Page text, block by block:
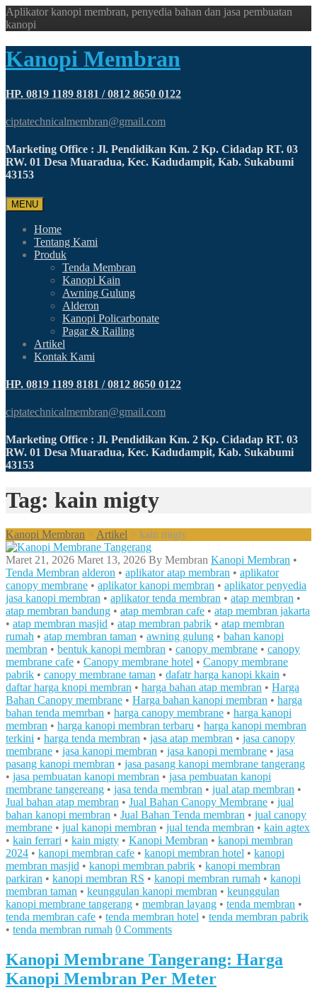
Aplikator kanopi membran, penyedia bahan dan jasa pembuatan
kanopi
Kanopi Membran
HP. 0819 1189 8181 / 0812 8650 0122
ciptatechnicalmembran@gmail.com
Marketing Office : Jl. Pendidikan Km. 2 Kp. Cidadap RT. 03
RW. 01 Desa Muaradua, Kec. Kadudampit, Kab. Sukabumi
43153
MENU
Home
Tentang Kami
Produk
Tenda Membran
Kanopi Kain
Awning Gulung
Alderon
Kanopi Policarbonate
Pagar & Railing
Artikel
Kontak Kami
HP. 0819 1189 8181 / 0812 8650 0122
ciptatechnicalmembran@gmail.com
Marketing Office : Jl. Pendidikan Km. 2 Kp. Cidadap RT. 03
RW. 01 Desa Muaradua, Kec. Kadudampit, Kab. Sukabumi
43153
Tag: kain migty
Kanopi Membran > Artikel > kain migty
Maret 21, 2026 Maret 13, 2026 By Membran Kanopi Membran •
Tenda Membran alderon • aplikator atap membran • aplikator
canopy membrane • aplikator kanopi membran • aplikator penyedia
jasa kanopi membran • aplikator tenda membran • atap membran •
atap membran bandung • atap membran cafe • atap membran jakarta
• atap membran masjid • atap membran pabrik • atap membran
rumah • atap membran taman • awning gulung • bahan kanopi
membran • bentuk kanopi membran • canopy membrane • canopy
membrane cafe • Canopy membrane hotel • Canopy membrane
pabrik • canopy membrane taman • dafatr harga kanopi kkain •
daftar harga knopi membran • harga bahan atap membran • Harga
Bahan Canopy membrane • Harga bahan kanopi membran • harga
bahan tenda memrban • harga canopy membrane • harga kanopi
membran • harga kanopi membran terbaru • harga kanopi membran
terkini • harga tenda membran • jasa atap membran • jasa canopy
membrane • jasa kanopi membran • jasa kanopi membrane • jasa
pasang kanopi membran • jasa pasang kanopi membrane tangerang
• jasa pembuatan kanopi membran • jasa pembuatan kanopi
membrane tangereang • jasa tenda membran • jual atap membran •
Jual bahan atap membran • Jual Bahan Canopy Membrane • jual
bahan kanopi membran • Jual Bahan Tenda membran • jual canopy
membrane • jual kanopi membran • jual tenda membran • kain agtex
• kain ferrari • kain migty • Kanopi Membran • kanopi membran
2024 • kanopi membran cafe • kanopi membran hotel • kanopi
membran masjid • kanopi membran pabrik • kanopi membran
parkiran • kanopi membran RS • kanopi membran rumah • kanopi
membran taman • keunggulan kanopi membran • keunggulan
kanopi membrane tangerang • membran layang • tenda membran •
tenda membran cafe • tenda membran hotel • tenda membran pabrik
• tenda membran rumah 0 Comments
Kanopi Membrane Tangerang: Harga
Kanopi Membran Per Meter